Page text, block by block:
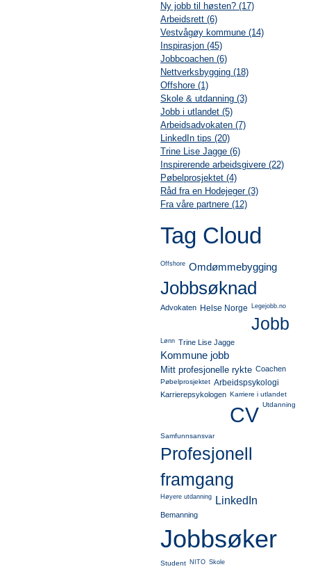
Ny jobb til høsten? (17)
Arbeidsrett (6)
Vestvågøy kommune (14)
Inspirasjon (45)
Jobbcoachen (6)
Nettverksbygging (18)
Offshore (1)
Skole & utdanning (3)
Jobb i utlandet (5)
Arbeidsadvokaten (7)
LinkedIn tips (20)
Trine Lise Jagge (6)
Inspirerende arbeidsgivere (22)
Pøbelprosjektet (4)
Råd fra en Hodejeger (3)
Fra våre partnere (12)
Tag Cloud
Offshore Omdømmebygging
Jobbsøknad
Advokaten Helse Norge Legejobb.no
Jobb
Lønn Trine Lise Jagge
Kommune jobb
Mitt profesjonelle rykte Coachen
Pøbelprosjektet Arbeidspsykologi
Karrierepsykologen Karriere i utlandet
CV Utdanning
Samfunnsansvar
Profesjonell
framgang
Høyere utdanning LinkedIn
Bemanning
Jobbsøker
Student NITO Skole